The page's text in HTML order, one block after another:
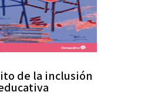
de la inclusión